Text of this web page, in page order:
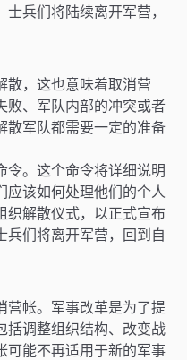
兵们将陆续离开军营，
散，这也意味着取消营
败、军队内部的冲突或者
散军队都需要一定的准备
令。这个命令将详细说明
应该如何处理他们的个人
织解散仪式，以正式宣布
兵们将离开军营，回到自
营帐。军事改革是为了提
括调整组织结构、改变战
可能不再适用于新的军事